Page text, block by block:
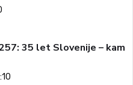
35 let Slovenije – kam